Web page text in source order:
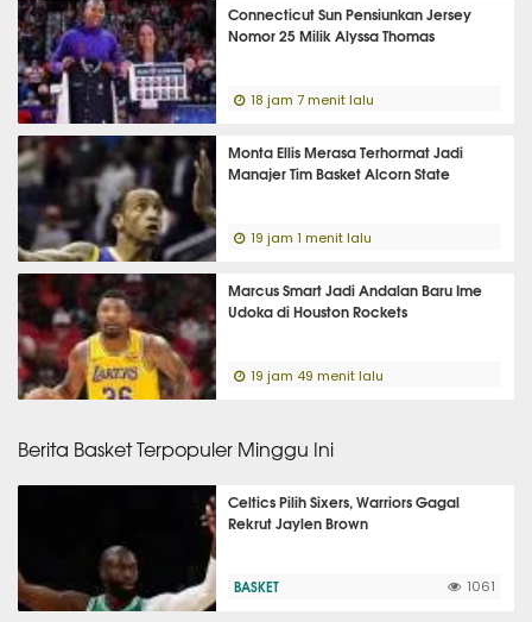
Connecticut Sun Pensiunkan Jersey
Nomor 25 Milik Alyssa Thomas
18 jam 7 menit lalu
Monta Ellis Merasa Terhormat Jadi
Manajer Tim Basket Alcorn State
19 jam 1 menit lalu
Marcus Smart Jadi Andalan Baru Ime
Udoka di Houston Rockets
19 jam 49 menit lalu
Berita Basket Terpopuler Minggu Ini
Celtics Pilih Sixers, Warriors Gagal
Rekrut Jaylen Brown
BASKET 1061